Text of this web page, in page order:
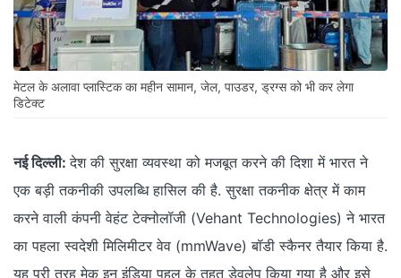
मेटल के अलावा प्लास्टिक का महीन सामान, जेल, पाउडर, ड्रग्स को भी कर लेगा
डिटेक्ट
नई दिल्‍ली: देश की सुरक्षा व्यवस्था को मजबूत करने की दिशा में भारत ने
एक बड़ी तकनीकी उपलब्धि हासिल की है. सुरक्षा तकनीक क्षेत्र में काम
करने वाली कंपनी वेहंट टेक्‍नोलॉजी (Vehant Technologies) ने भारत
का पहला स्वदेशी मिलिमीटर वेव (mmWave) बॉडी स्कैनर तैयार किया है.
यह पूरी तरह मेक इन इंडिया पहल के तहत डेवलेप किया गया है और इसे